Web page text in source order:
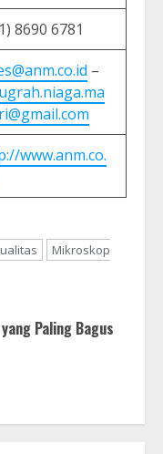
8690 6781
–
www.anm.co.
Mikroskop
Paling Bagus